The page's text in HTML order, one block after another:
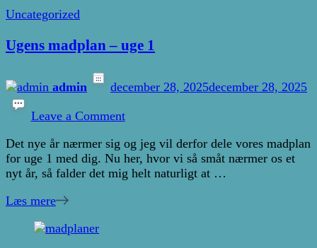
Uncategorized
Ugens madplan – uge 1
admin december 28, 2025december 28, 2025
Leave a CommentUgens
–
uge
1
Det nye år nærmer sig og jeg vil derfor dele vores madplan
for uge 1 med dig. Nu her, hvor vi så småt nærmer os et
nyt år, så falder det mig helt naturligt at …
Læs mere